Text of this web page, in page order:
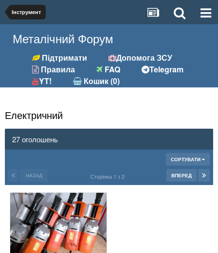
Інструмент
Металічний Форум
Підтримати
Допомога ЗСУ
Правила
FAQ
Telegram
YT!
Кошик (0)
Електричний
27 оголошень
СОРТУВАТИ
НАЗАД ВПЕРЕД
Сторінка 1 з 2